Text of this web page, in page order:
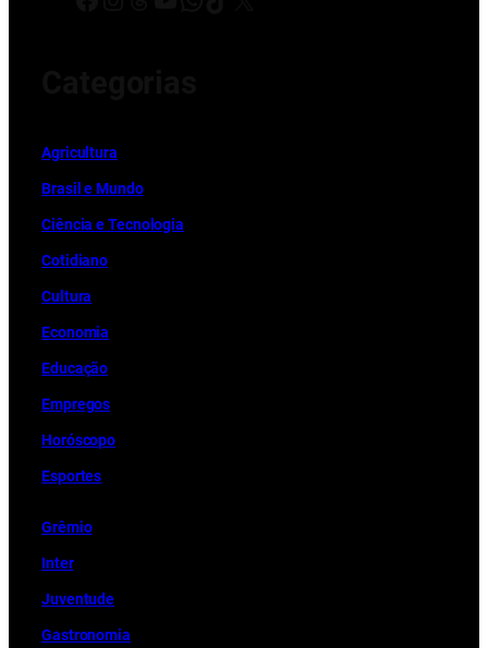
Agricultura
Brasil e Mundo
Ciência e Tecnologia
Cotidiano
Cultura
Economia
Educação
Empregos
Horóscopo
Esportes
Grêmio
Inter
Juventude
Gastronomia